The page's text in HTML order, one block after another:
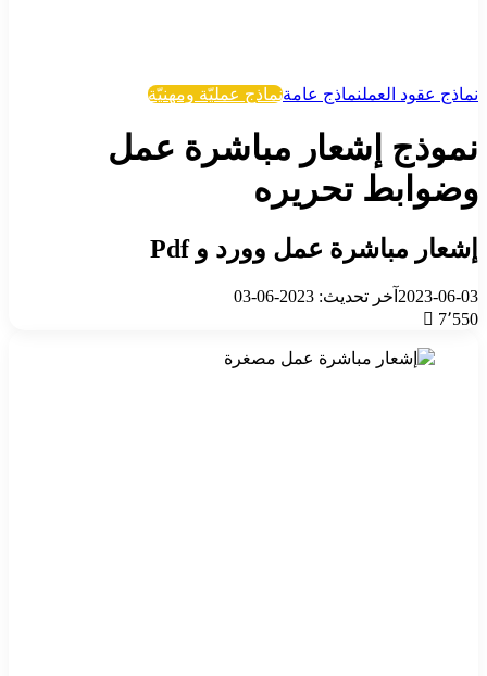
نماذج عقود العملنماذج عامةنماذج عمليّة ومهنيّة
نموذج إشعار مباشرة عمل
وضوابط تحريره
إشعار مباشرة عمل وورد و Pdf
2023-06-03 آخر تحديث: 2023-06-03
7٬550